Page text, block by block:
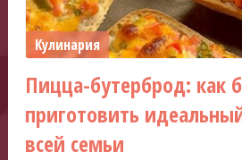
Кулинария
Пицца-бутерброд: как
приготовить
всей семьи